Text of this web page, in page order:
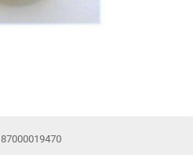
87000019470